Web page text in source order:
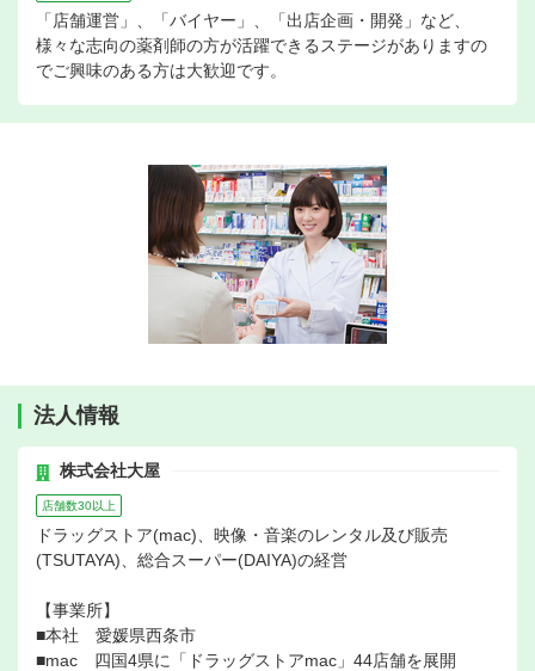
「店舗運営」、「バイヤー」、「出店企画・開発」など、
様々な志向の薬剤師の方が活躍できるステージがありますの
でご興味のある方は大歓迎です。
法人情報
株式会社大屋
店舗数30以上
ドラッグストア(mac)、映像・音楽のレンタル及び販売
(TSUTAYA)、総合スーパー(DAIYA)の経営
【事業所】
■本社 愛媛県西条市
■mac 四国4県に「ドラッグストアmac」44店舗を展開